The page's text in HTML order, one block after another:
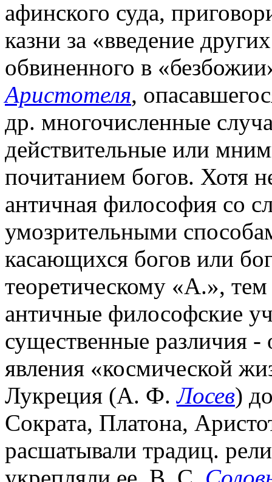
афинского суда,
казни за «введение
обвиненного в
Аристотеля,
др. многочисленные
действительные или
почитанием богов. Хотя
античная философия со
умозрительными
касающихся богов или
теоретическому «А.»,
античные философские
существенные различия -
явления «космической
Лукреция (А. Ф.Лосев)
Сократа, Платона,
расшатывали традиц.